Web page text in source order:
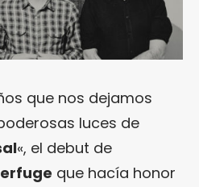
que nos dejamos
luces de
«, el debut de
que hacía honor